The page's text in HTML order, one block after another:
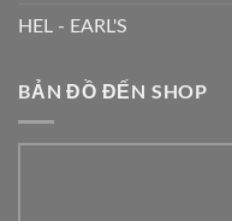
HEL - EARL'S
BẢN ĐỒ ĐẾN SHOP